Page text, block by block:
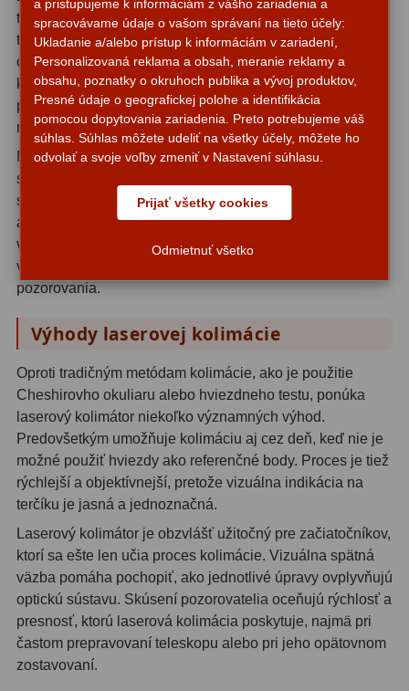
Motorové pohony13
Lišty8
Protizávažia3
Iné27
Zrkadielka a hranoly
Diagonálne zrkadielka36
7
Amici hranoly 45°
Amici hranoly 90°7
Astrofotografia306
Planetárne kamery19
Deep-Sky kamery28
Guiding kamery
T-krúžky16
Adaptéry projekční11
Adaptéry T239
Adaptéry M4833
teleskopu. Po zapnutí laser vytvorí lúč, ktorý prechádza
tubusom teleskopu a dopadá na hlavné zrkadlo. Odtiaľ sa
odráža späť a mal by dopadať presne na stred terčíka na
kolimátore. Ak lúč nedopadá do stredu, je nutné upraviť
polohu hlavného alebo sekundárneho zrkadla pomocou
nastavovacích skrutiek.
Nastavovanie sa vykonáva postupne - najprv sa upravuje
sekundárne zrkadlo tak, aby laserový lúč prechádzal
stredom tubusu, potom sa nastavuje hlavné zrkadlo tak,
aby sa lúč vracel presne do stredu terčíka. Celý proces
vyžaduje trpezlivosť a jemné postupné úpravy, ale
výsledok sa prejaví dramatickým zlepšením kvality
pozorovania.
Výhody laserovej kolimácie
Oproti tradičným metódam kolimácie, ako je použitie
Cheshirovho okuliaru alebo hviezdneho testu, ponúka
laserový kolimátor niekoľko významných výhod.
Predovšetkým umožňuje kolimáciu aj cez deň, keď nie je
možné použiť hviezdy ako referenčné body. Proces je tiež
rýchlejší a objektívnejší, pretože vizuálna indikácia na
terčíku je jasná a jednoznačná.
Laserový kolimátor je obzvlášť užitočný pre začiatočníkov,
ktorí sa ešte len učia proces kolimácie. Vizuálna spätná
väzba pomáha pochopiť, ako jednotlivé úpravy ovplyvňujú
optickú sústavu. Skúsení pozorovatelia oceňujú rýchlosť a
presnosť, ktorú laserová kolimácia poskytuje, najmä pri
častom prepravovaní teleskopu alebo pri jeho opätovnom
zostavovaní.
a pristupujeme k informáciám z vášho zariadenia a
spracovávame údaje o vašom správaní na tieto účely:
Ukladanie a/alebo prístup k informáciám v zariadení,
Personalizovaná reklama a obsah, meranie reklamy a
obsahu, poznatky o okruhoch publika a vývoj produktov,
Presné údaje o geografickej polohe a identifikácia
pomocou dopytovania zariadenia. Preto potrebujeme váš
súhlas. Súhlas môžete udeliť na všetky účely, môžete ho
odvolať a svoje voľby zmeniť v Nastavení súhlasu.
Prijať všetky cookies
Odmietnuť všetko